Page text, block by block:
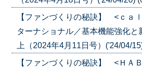
【ファンづくりの秘訣】 <ｃａ
ターナショナル／基本機能強化と
上（2024年4月11日号）('24/04/
【ファンづくりの秘訣】 <ＨＡ